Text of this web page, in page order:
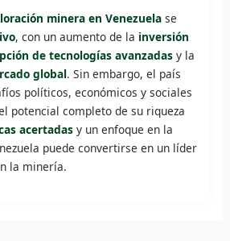
minera en Venezuelase
, con un aumento de la inversión
de tecnologías avanzadasy la
global. Sin embargo, el país
políticos, económicos y sociales
potencial completo de su riqueza
acertadasy un enfoque en la
puede convertirse en un líder
la minería.